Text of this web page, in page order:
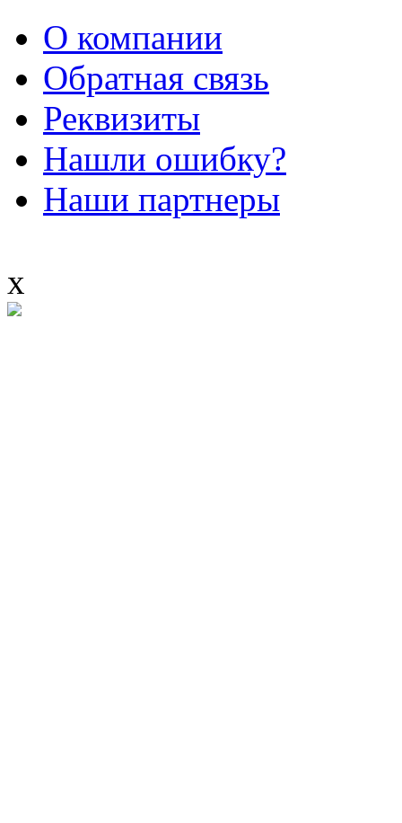
О компании
Обратная связь
Реквизиты
Нашли ошибку?
Наши партнеры
x